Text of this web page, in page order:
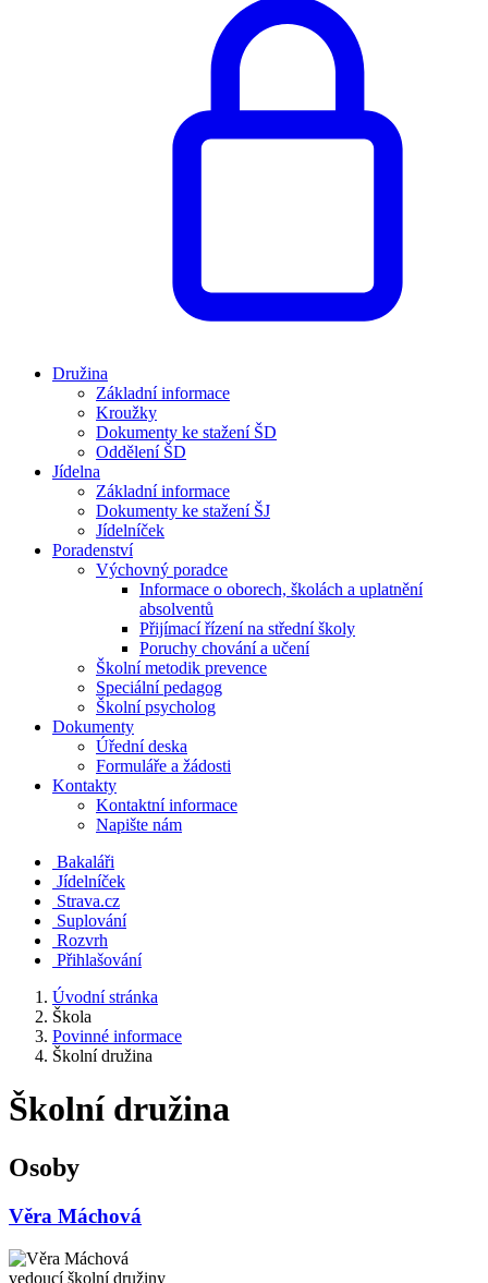
Družina
Základní informace
Kroužky
Dokumenty ke stažení ŠD
Oddělení ŠD
Jídelna
Základní informace
Dokumenty ke stažení ŠJ
Jídelníček
Poradenství
Výchovný poradce
Informace o oborech, školách a uplatnění
absolventů
Přijímací řízení na střední školy
Poruchy chování a učení
Školní metodik prevence
Speciální pedagog
Školní psycholog
Dokumenty
Úřední deska
Formuláře a žádosti
Kontakty
Kontaktní informace
Napište nám
Bakaláři
Jídelníček
Strava.cz
Suplování
Rozvrh
Přihlašování
Úvodní stránka
Škola
Povinné informace
Školní družina
Školní družina
Osoby
Věra Máchová
vedoucí školní družiny